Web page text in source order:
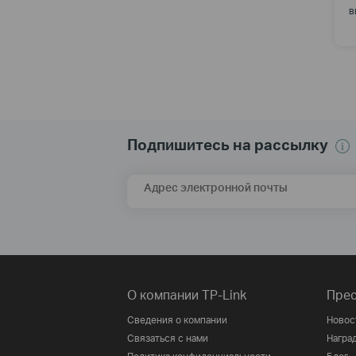
Подпишитесь на рассылку
Адрес электронной почты
О компании TP-Link
Сведения о компании
Связаться с нами